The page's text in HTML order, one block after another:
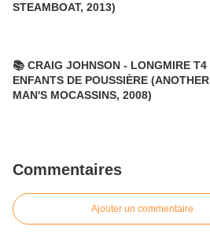
STEAMBOAT, 2013)
📚 CRAIG JOHNSON - LONGMIRE T4
ENFANTS DE POUSSIÈRE (ANOTHER
MAN'S MOCASSINS, 2008)
Commentaires
Ajouter un commentaire